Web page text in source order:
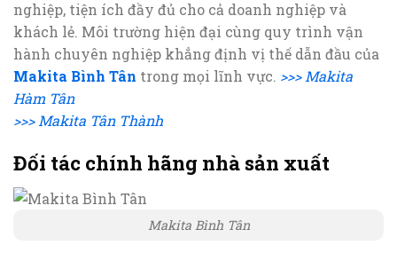
nghiệp, tiện ích đầy đủ cho cả doanh nghiệp và
khách lẻ. Môi trường hiện đại cùng quy trình vận
hành chuyên nghiệp khẳng định vị thế dẫn đầu của
Makita Bình Tân trong mọi lĩnh vực. >>> Makita
Hàm Tân
>>> Makita Tân Thành
Đối tác chính hãng nhà sản xuất
Makita Bình Tân